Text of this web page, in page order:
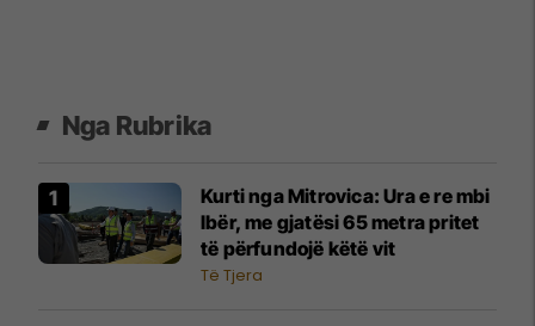
Nga Rubrika
Kurti nga Mitrovica: Ura e re mbi
Ibër, me gjatësi 65 metra pritet
të përfundojë këtë vit
Të Tjera